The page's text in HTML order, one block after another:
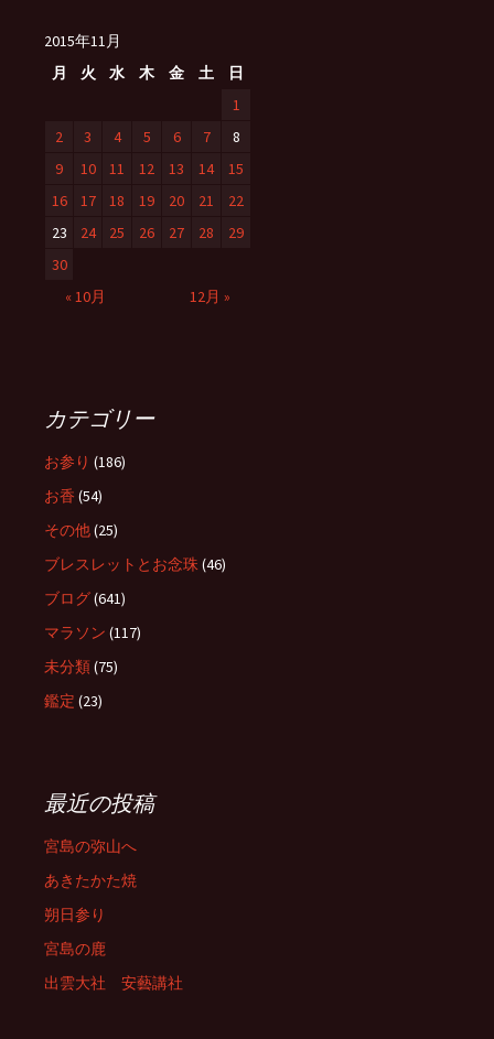
2015年11月
月
火 水 木 金 土
日
1
2
3 4 5 6 7
8
9
10 11 12 13 14
15
16
17 18 19 20 21
22
23
24 25 26 27 28
29
30
« 10月
12月 »
カテゴリー
お参り (186)
お香 (54)
その他(25)
ブレスレットとお念珠(46)
ブログ(641)
マラソン (117)
未分類(75)
鑑定 (23)
最近の投稿
宮島の弥山へ
あきたかた焼
朔日参り
宮島の鹿
出雲大社 安藝講社